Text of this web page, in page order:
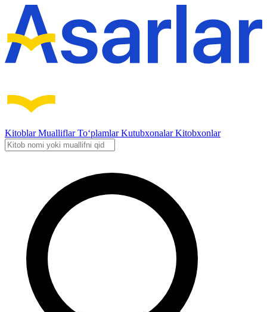
KitoblarMualliflarTo‘plamlarKutubxonalarKitobxonlar